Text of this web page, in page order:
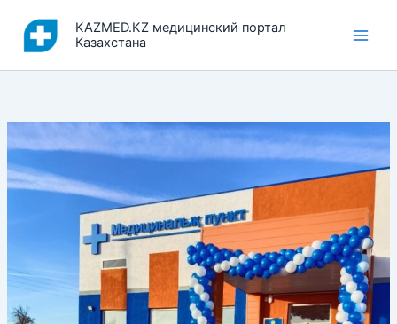
содержимому
KAZMED.KZ медицинский портал
Казахстана